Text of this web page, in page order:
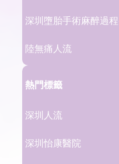
深圳墮胎手術麻醉過
陸無痛人流
熱門標籤
深圳人流
深圳怡康醫院